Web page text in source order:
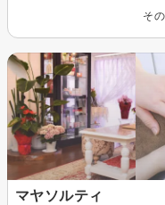
そ
マヤソルティ